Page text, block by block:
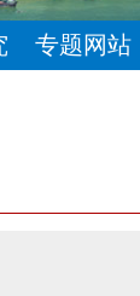
专题网站